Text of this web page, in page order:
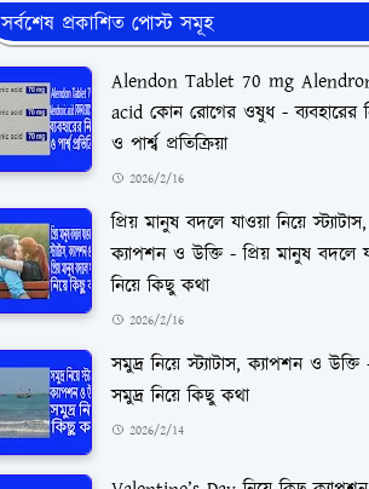
সর্বশেষ প্রকাশিত পোস্ট সমূহ
Alendon Tablet 70 mg
acid কোন রোগের ওষুধ - ব্যবহারের
ও পার্শ্ব প্রতিক্রিয়া
2026/2/16
প্রিয় মানুষ বদলে যাওয়া নিয়ে স্ট্যাটাস,
ক্যাপশন ও উক্তি - প্রিয় মানুষ বদলে
নিয়ে কিছু কথা
2026/2/16
সমুদ্র নিয়ে স্ট্যাটাস, ক্যাপশন ও উক্তি
সমুদ্র নিয়ে কিছু কথা
2026/2/14